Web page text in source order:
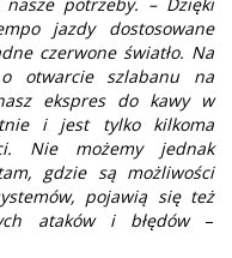
potrzeby. – Dzięki
jazdy dostosowane
czerwone światło. Na
otwarcie szlabanu na
ekspres do kawy w
i jest tylko kilkoma
Nie możemy jednak
gdzie są możliwości
pojawią się też
ataków i błędów–